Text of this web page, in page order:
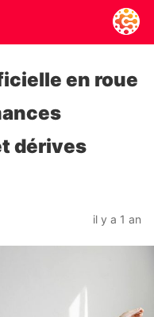
en roue
dérives
il y a 1 an